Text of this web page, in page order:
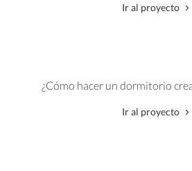
Ir al proyecto
¿Cómo hacer un dormitorio
Ir al proyecto